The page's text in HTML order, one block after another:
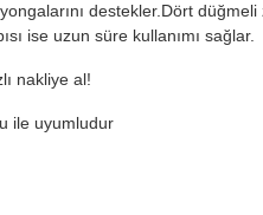
destekler.Dört
ise uzun süre kullanımı sağlar.
nakliye al!
ile uyumludur